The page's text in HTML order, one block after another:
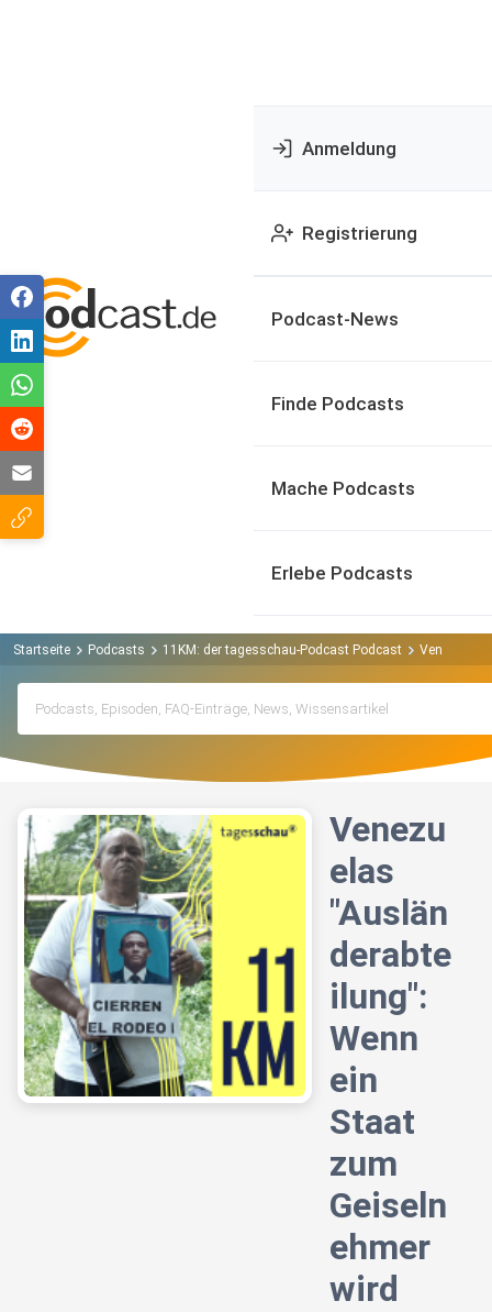
Anmeldung
Registrierung
Podcast-News
Finde Podcasts
Mache Podcasts
Erlebe Podcasts
Startseite Podcasts 11KM: der tagesschau-Podcast Podcast
Venezu
elas
"Auslän
derabte
ilung":
Wenn
ein
Staat
zum
Geiseln
ehmer
wird